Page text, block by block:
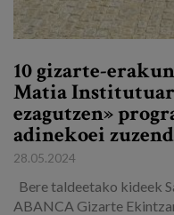
10 gizarte-
Matia
ezagutzen»
adinekoei
28.05.2024
Bere taldeetako kideek
ABANCA Gizarte